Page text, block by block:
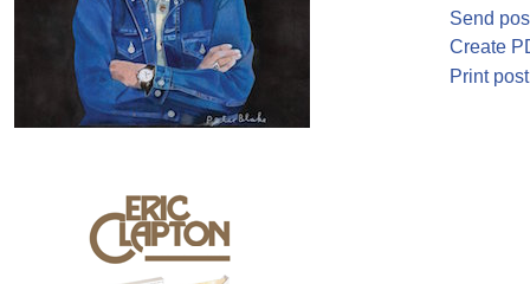
Send
Create
Print post